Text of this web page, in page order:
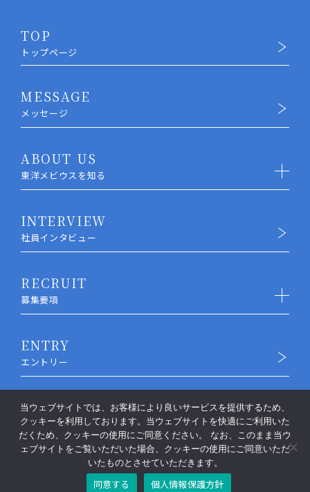
TOP
トップページ
MESSAGE
メッセージ
ABOUT US
東洋メビウスを知る
INTERVIEW
社員インタビュー
RECRUIT
募集要項
ENTRY
エントリー
コーポレートサイトTOP
個人情報保護方針
© Toyo Mebius Co., Ltd. All rights reserved.
当ウェブサイトでは、お客様により良いサービスを提供するため、
クッキーを利用しております。当ウェブサイトを快適にご利用いた
だくため、クッキーの使用にご同意ください。 なお、このまま当ウ
ェブサイトをご覧いただいた場合、クッキーの使用にご同意いただ
いたものとさせていただきます。
同意する 個人情報保護方針